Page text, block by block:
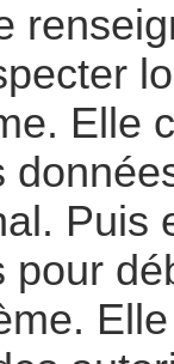
Elle
Puis
pour